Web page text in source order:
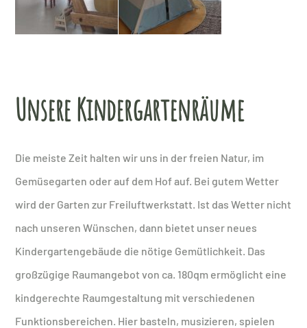
Unsere Kindergartenräume
Die meiste Zeit halten wir uns in der freien Natur, im
Gemüsegarten oder auf dem Hof auf. Bei gutem Wetter
wird der Garten zur Freiluftwerkstatt. Ist das Wetter nicht
nach unseren Wünschen, dann bietet unser neues
Kindergartengebäude die nötige Gemütlichkeit. Das
großzügige Raumangebot von ca. 180qm ermöglicht eine
kindgerechte Raumgestaltung mit verschiedenen
Funktionsbereichen. Hier basteln, musizieren, spielen